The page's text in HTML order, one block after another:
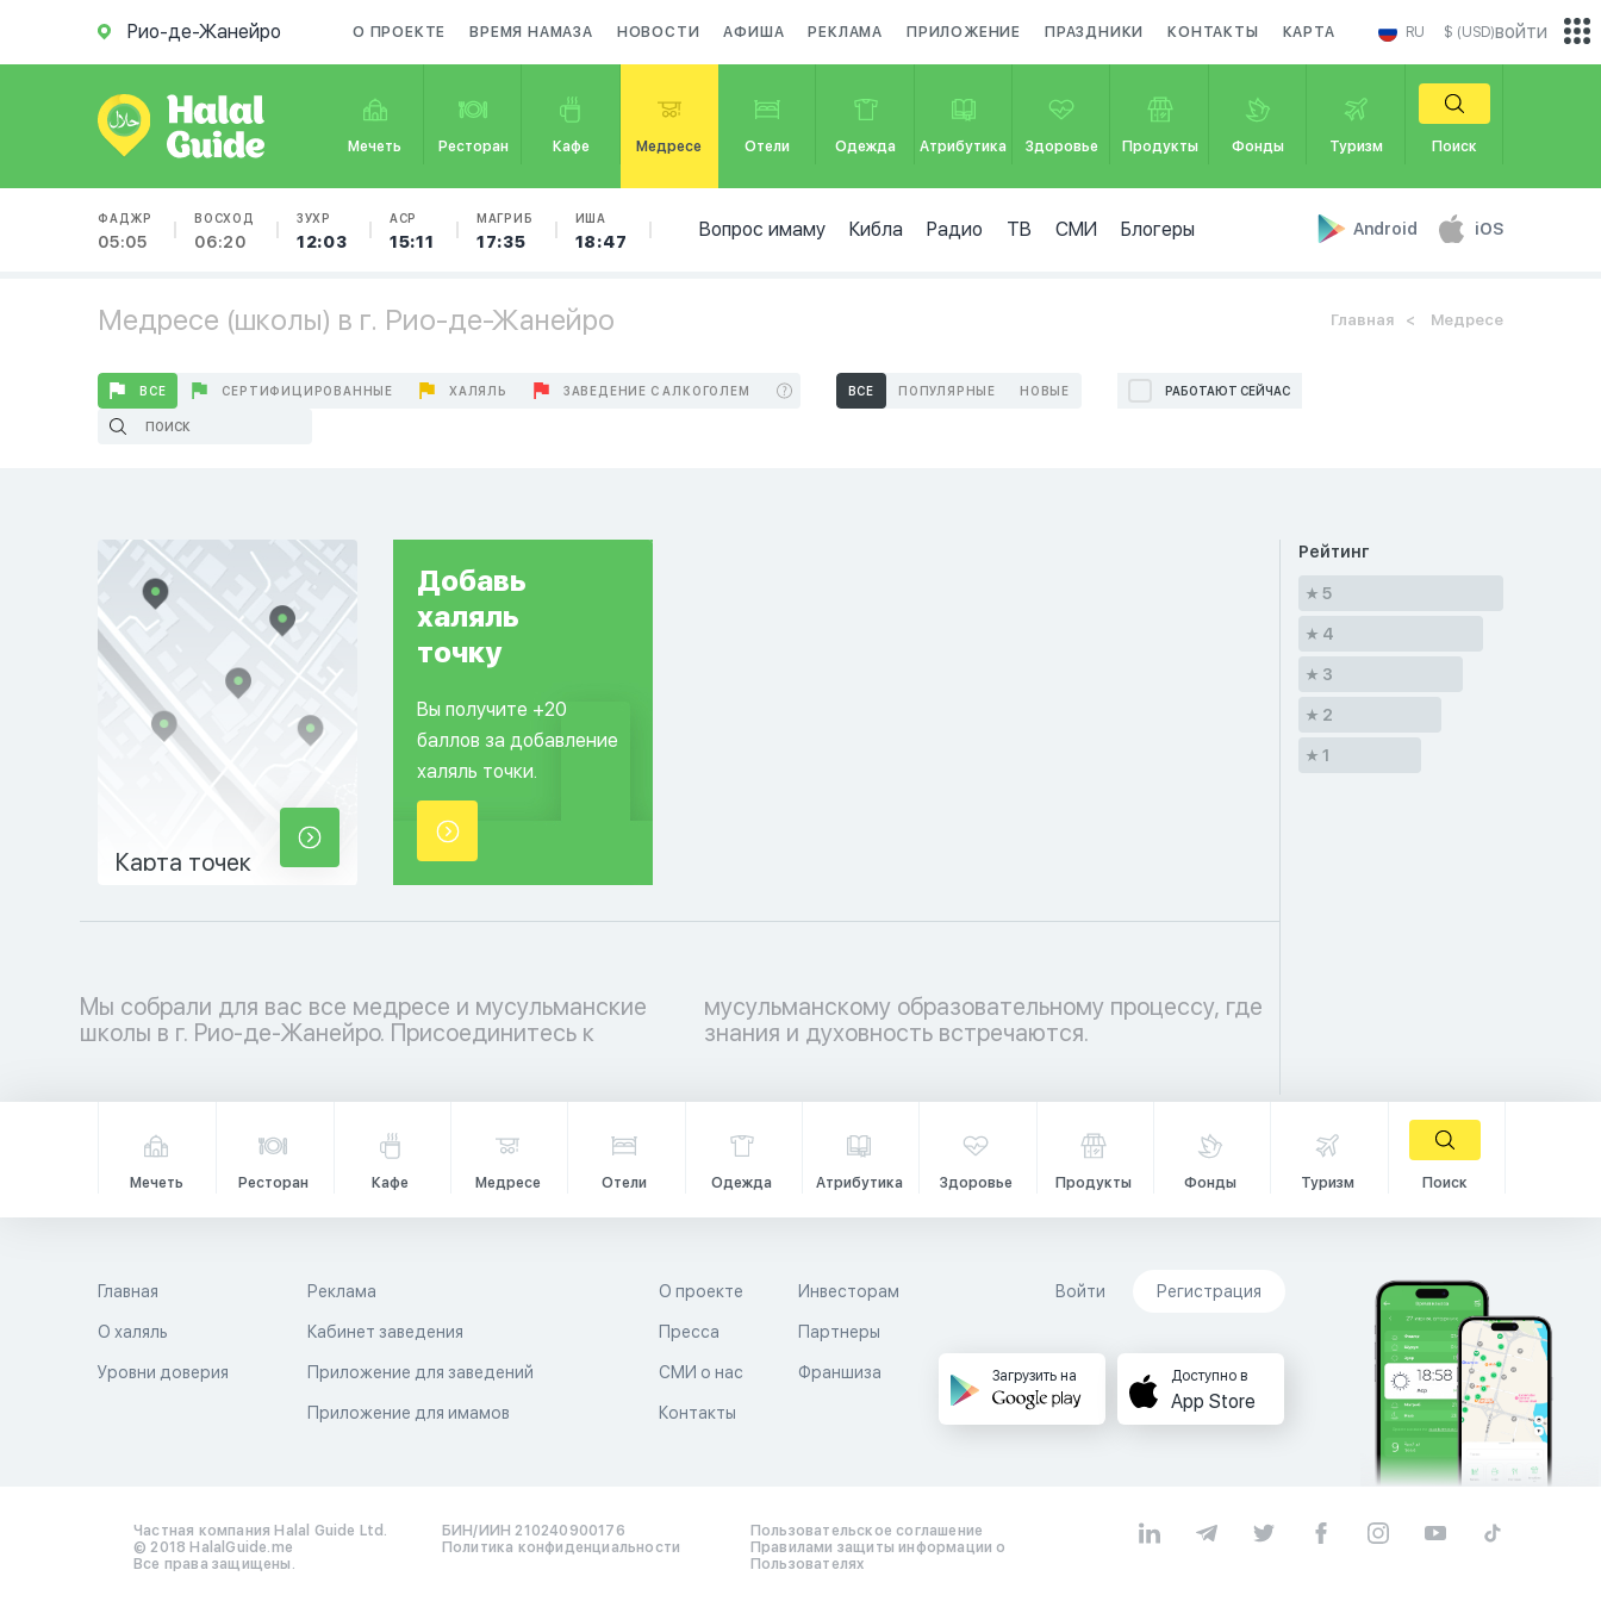
Рио-де-Жанейро О ПРОЕКТЕ ВРЕМЯ НАМАЗА НОВОСТИ АФИША РЕКЛАМА ПРИЛОЖЕНИЕ ПРАЗДНИКИ КОНТАКТЫ КАРТА RU $ (USD)
Мечеть Ресторан Кафе Медресе Отели Одежда Атрибутика Здоровье Продукты Фонды Туризм Поиск
ФАДЖР
05:05
ВОСХОД
06:20
ЗУХР
12:03
АСР
15:11
МАГРИБ
17:35
ИША
18:47
Вопрос имаму Кибла Радио ТВ СМИ Блогеры Android iOS
войти
Медресе (школы) в г. Рио-де-Жанейро Главная Медресе
ВСЕ СЕРТИФИЦИРОВАННЫЕ ХАЛЯЛЬ ЗАВЕДЕНИЕ С АЛКОГОЛЕМ ВСЕ ПОПУЛЯРНЫЕ НОВЫЕ РАБОТАЮТ СЕЙЧАС
Карта точек
Добавь
халяль
точку
Вы получите +20
баллов за добавление
халяль точки.
Мы собрали для вас все медресе и мусульманские
школы в г. Рио-де-Жанейро. Присоединитесь к
мусульманскому образовательному процессу, где
знания и духовность встречаются.
Рейтинг
5
4
3
2
1
Мечеть Ресторан Кафе Медресе Отели Одежда Атрибутика Здоровье Продукты Фонды Туризм Поиск
Главная
О халяль
Уровни доверия
Реклама
Кабинет заведения
Приложение для заведений
Приложение для имамов
О проекте
Пресса
СМИ о нас
Контакты
Инвесторам
Партнеры
Франшиза
Войти Регистрация
Загрузить на Доступно в
App Store
Частная компания Halal Guide Ltd.
© 2018 HalalGuide.me
Все права защищены.
БИН/ИИН 210240900176
Политика конфиденциальности
Пользовательское соглашение
Правилами защиты информации о
Пользователях